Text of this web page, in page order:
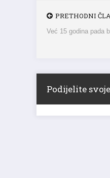
PRETHODNI
Podijelite